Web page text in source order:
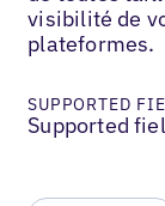
visibilité de
plateformes.
SUPPORTED
Supported